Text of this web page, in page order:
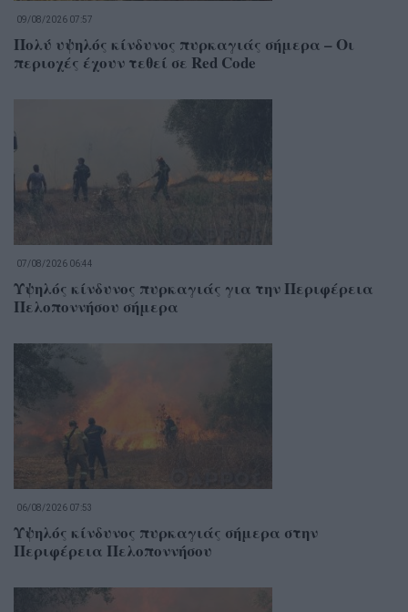
09/08/2026 07:57
Πολύ υψηλός κίνδυνος πυρκαγιάς σήμερα – Οι
περιοχές έχουν τεθεί σε Red Code
07/08/2026 06:44
Υψηλός κίνδυνος πυρκαγιάς για την Περιφέρεια
Πελοποννήσου σήμερα
06/08/2026 07:53
Υψηλός κίνδυνος πυρκαγιάς σήμερα στην
Περιφέρεια Πελοποννήσου